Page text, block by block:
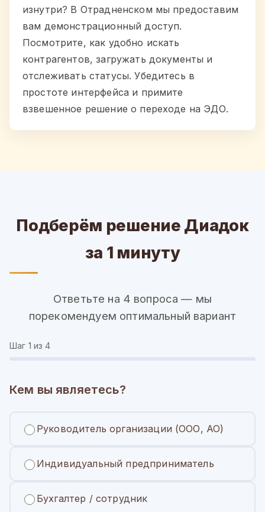
изнутри? В Отрадненском мы предоставим
вам демонстрационный доступ.
Посмотрите, как удобно искать
контрагентов, загружать документы и
отслеживать статусы. Убедитесь в
простоте интерфейса и примите
взвешенное решение о переходе на ЭДО.
Подберём решение Диадок
за 1 минуту
Ответьте на 4 вопроса — мы
порекомендуем оптимальный вариант
Шаг 1 из 4
Кем вы являетесь?
Руководитель организации (ООО, АО)
Индивидуальный предприниматель
Бухгалтер / сотрудник